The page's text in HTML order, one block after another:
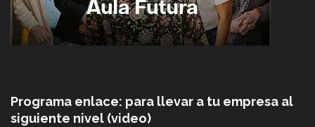
Programa enlace: para llevar a tu empresa al
siguiente nivel (video)